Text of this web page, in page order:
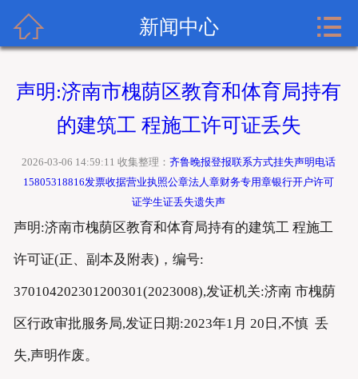
齐鲁晚报广告网首页
齐鲁晚报登报内容
齐鲁晚报登报格式
齐鲁晚报登报挂失流程
 新闻中心 
声明:济南市槐荫区教育和体育局持有
的建筑工 程施工许可证丢失
2026-03-06 14:59:11 收集整理：齐鲁晚报登报联系方式挂失声明电话
15805318816发票收据营业执照公章法人章财务专用章银行开户许可
证学生证丢失遗失声
声明:济南市槐荫区教育和体育局持有的建筑工 程施工
许可证(正、副本及附表)，编号:
370104202301200301(2023008),发证机关:济南 市槐荫
区行政审批服务局,发证日期:2023年1月 20日,不慎 丢
失,声明作废。